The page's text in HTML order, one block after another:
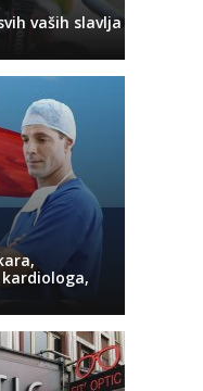
vaših slavlja